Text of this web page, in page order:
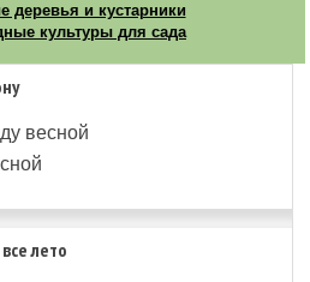
деревья и кустарники
культуры для сада
весной
лето